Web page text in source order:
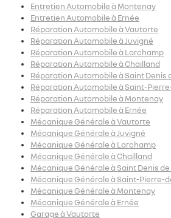
Entretien Automobile à Montenay
Entretien Automobile à Ernée
Réparation Automobile à Vautorte
Réparation Automobile à Juvigné
Réparation Automobile à Larchamp
Réparation Automobile à Chailland
Réparation Automobile à Saint Denis
Réparation Automobile à Saint-
Réparation Automobile à Montenay
Réparation Automobile à Ernée
Mécanique Générale à Vautorte
Mécanique Générale à Juvigné
Mécanique Générale à Larchamp
Mécanique Générale à Chailland
Mécanique Générale à Saint Denis
Mécanique Générale à Saint-Pierre-
Mécanique Générale à Montenay
Mécanique Générale à Ernée
Garage à Vautorte